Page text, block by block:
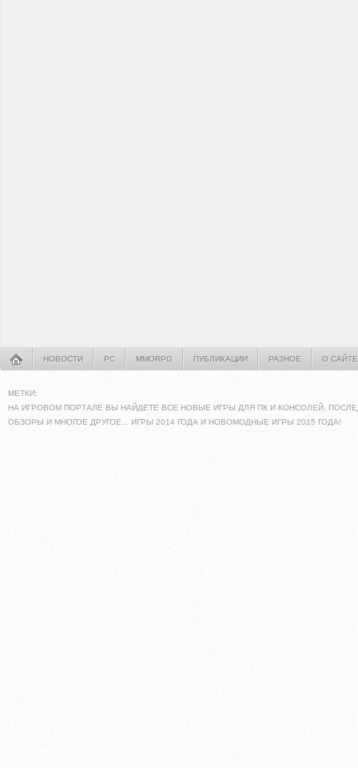
НОВОСТИ PC MMORPG ПУБЛИКАЦИИ РАЗНОЕ О САЙТЕ
МЕТКИ:
НА ИГРОВОМ ПОРТАЛЕ ВЫ НАЙДЕТЕ ВСЕ НОВЫЕ ИГРЫ ДЛЯ ПК И КОНСОЛЕЙ.
ОБЗОРЫ И МНОГОЕ ДРУГОЕ... ИГРЫ 2014 ГОДА И НОВОМОДНЫЕ ИГРЫ 2015 ГОДА!